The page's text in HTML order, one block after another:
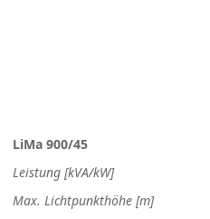
LiMa 900/45
Leistung [kVA/kW]
Max. Lichtpunkthöhe [m]